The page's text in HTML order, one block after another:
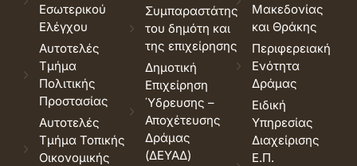
Εσωτερικού
Ελέγχου
Αυτοτελές
Τμήμα
Πολιτικής
Προστασίας
Αυτοτελές
Τμήμα Τοπικής
Οικονομικής
Συμπαραστάτης
του δημότη και
της επιχείρησης
Δημοτική
Επιχείρηση
Ύδρευσης –
Αποχέτευσης
Δράμας
(ΔΕΥΑΔ)
Μακεδονίας
και Θράκης
Περιφερειακή
Ενότητα
Δράμας
Ειδική
Υπηρεσίας
Διαχείρισης
Ε.Π.